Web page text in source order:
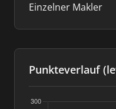
Einzelner Makler
Punkteverlauf